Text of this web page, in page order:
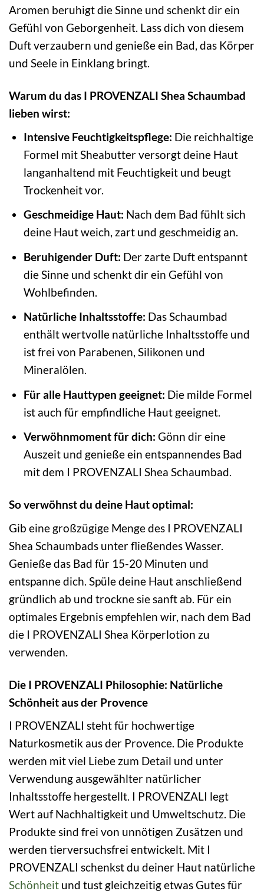
Aromen beruhigt die Sinne und schenkt dir ein
Gefühl von Geborgenheit. Lass dich von diesem
Duft verzaubern und genieße ein Bad, das Körper
und Seele in Einklang bringt.
Warum du das I PROVENZALI Shea Schaumbad
lieben wirst:
Intensive Feuchtigkeitspflege: Die reichhaltige
Formel mit Sheabutter versorgt deine Haut
langanhaltend mit Feuchtigkeit und beugt
Trockenheit vor.
Geschmeidige Haut: Nach dem Bad fühlt sich
deine Haut weich, zart und geschmeidig an.
Beruhigender Duft: Der zarte Duft entspannt
die Sinne und schenkt dir ein Gefühl von
Wohlbefinden.
Natürliche Inhaltsstoffe: Das Schaumbad
enthält wertvolle natürliche Inhaltsstoffe und
ist frei von Parabenen, Silikonen und
Mineralölen.
Für alle Hauttypen geeignet: Die milde Formel
ist auch für empfindliche Haut geeignet.
Verwöhnmoment für dich: Gönn dir eine
Auszeit und genieße ein entspannendes Bad
mit dem I PROVENZALI Shea Schaumbad.
So verwöhnst du deine Haut optimal:
Gib eine großzügige Menge des I PROVENZALI
Shea Schaumbads unter fließendes Wasser.
Genieße das Bad für 15-20 Minuten und
entspanne dich. Spüle deine Haut anschließend
gründlich ab und trockne sie sanft ab. Für ein
optimales Ergebnis empfehlen wir, nach dem Bad
die I PROVENZALI Shea Körperlotion zu
verwenden.
Die I PROVENZALI Philosophie: Natürliche
Schönheit aus der Provence
I PROVENZALI steht für hochwertige
Naturkosmetik aus der Provence. Die Produkte
werden mit viel Liebe zum Detail und unter
Verwendung ausgewählter natürlicher
Inhaltsstoffe hergestellt. I PROVENZALI legt
Wert auf Nachhaltigkeit und Umweltschutz. Die
Produkte sind frei von unnötigen Zusätzen und
werden tierversuchsfrei entwickelt. Mit I
PROVENZALI schenkst du deiner Haut natürliche
Schönheit und tust gleichzeitig etwas Gutes für